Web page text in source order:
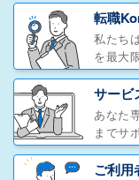
転職
私たち
を最大
サービ
あなた
までサ
ご利用